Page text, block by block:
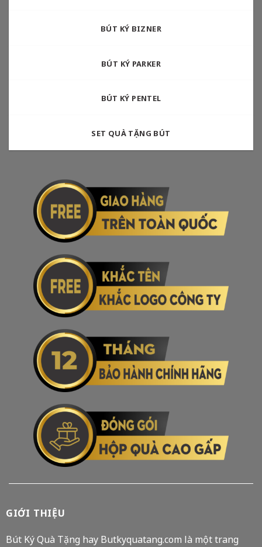
BÚT KÝ BIZNER
BÚT KÝ PARKER
BÚT KÝ PENTEL
SET QUÀ TẶNG BÚT
GIỚI THIỆU
Bút Ký Quà Tặng hay Butkyquatang.com là một trang